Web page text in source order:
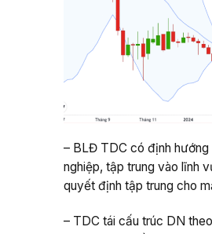
– BLĐ TDC có định hướng
nghiệp, tập trung vào lĩnh
quyết định tập trung cho
– TDC tái cấu trúc DN